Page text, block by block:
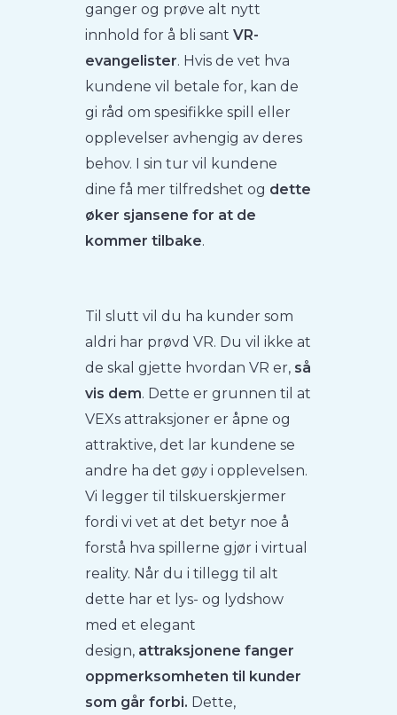
ganger og prøve alt nytt
innhold for å bli santVR-
evangelister. Hvis de vet hva
kundene vil betale for, kan de
gi råd om spesifikke spill eller
opplevelser avhengig av deres
behov. I sin tur vil kundene
dine få mer tilfredshet og dette
øker sjansene for at de
kommer tilbake.
Til slutt vil du ha kunder som
aldri har prøvd VR. Du vil ikke at
de skal gjette hvordan VR er, så
vis dem. Dette er grunnen til at
VEXs attraksjoner er åpne og
attraktive, det lar kundene se
andre ha det gøy i opplevelsen.
Vi legger til tilskuerskjermer
fordi vi vet at det betyr noe å
forstå hva spillerne gjør i virtual
reality. Når du i tillegg til alt
dette har et lys- og lydshow
med et elegant
design, attraksjonene fanger
oppmerksomheten til kunder
som går forbi. Dette,